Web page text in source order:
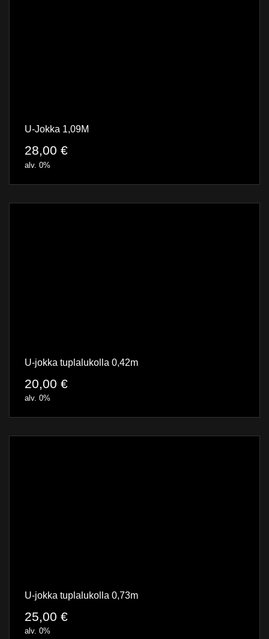
U-Jokka 1,09M
28,00 €
alv. 0%
U-jokka tuplalukolla 0,42m
20,00 €
alv. 0%
U-jokka tuplalukolla 0,73m
25,00 €
alv. 0%